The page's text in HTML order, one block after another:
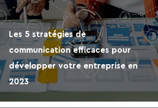
Les 5 stratégies de
communication efficaces pour
développer votre entreprise en
2023